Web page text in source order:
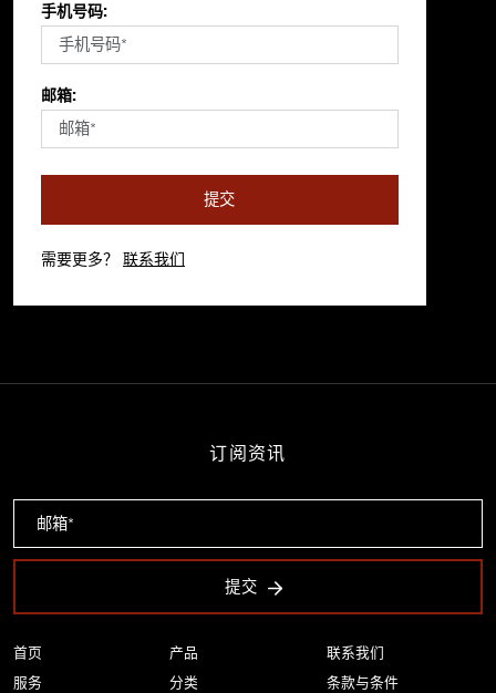
手机号码:
邮箱:
提交
需要更多？ 联系我们
首页
服务
产品
分类
联系我们
条款与条件
订阅资讯
提交